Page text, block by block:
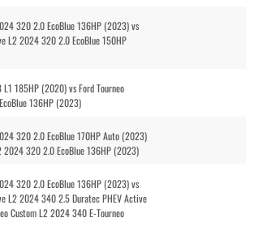
320 2.0 EcoBlue 136HP (2023) vs
L2 2024 320 2.0 EcoBlue 150HP
L1 185HP (2020) vs Ford Tourneo
136HP (2023)
320 2.0 EcoBlue 170HP Auto (2023)
2024 320 2.0 EcoBlue 136HP (2023)
320 2.0 EcoBlue 136HP (2023) vs
L2 2024 340 2.5 Duratec PHEV Active
Custom L2 2024 340 E-Tourneo